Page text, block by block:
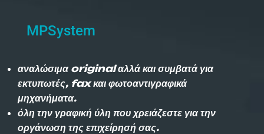
MPSystem
αναλώσιμα original αλλά και συμβατά για
εκτυπωτές, fax και φωτοαντιγραφικά
μηχανήματα.
όλη την γραφική ύλη που χρειάζεστε για την
οργάνωση της επιχείρησή σας.